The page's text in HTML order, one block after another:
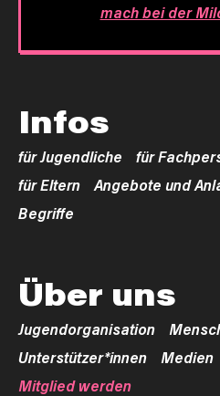
mach bei der
Infos
für Jugendliche
für
für Eltern
Angebote und
Begriffe
Über uns
Jugendorganisation
Unterstützer*innen
Medien
Mitglied werden